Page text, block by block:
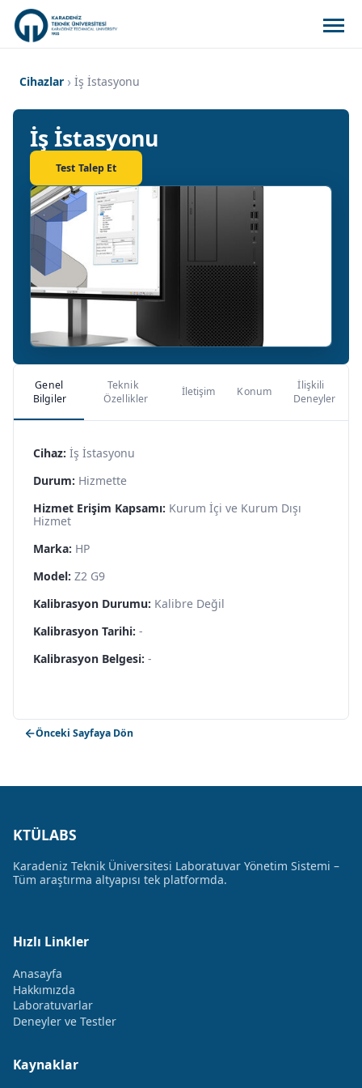
Cihazlar İş İstasyonu
İş İstasyonu
Test Talep Et
Genel
Bilgiler
Teknik
Özellikler
İletişim Konum
İlişkili
Deneyler
Cihaz: İş İstasyonu
Durum: Hizmette
Hizmet Erişim Kapsamı: Kurum İçi ve Kurum Dışı
Hizmet
Marka: HP
Model: Z2 G9
Kalibrasyon Durumu: Kalibre Değil
Kalibrasyon Tarihi: -
Kalibrasyon Belgesi: -
Önceki Sayfaya Dön
KTÜLABS
Karadeniz Teknik Üniversitesi Laboratuvar Yönetim Sistemi –
Tüm araştırma altyapısı tek platformda.
Hızlı Linkler
Anasayfa
Hakkımızda
Laboratuvarlar
Deneyler ve Testler
Kaynaklar